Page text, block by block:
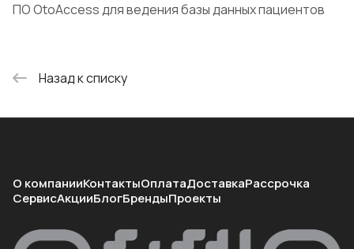
ПО OtoAccess для ведения базы данных пациентов
Назад к списку
О компанииКонтактыОплатаДоставкаРассрочка
СервисАкцииБлогБрендыПроекты